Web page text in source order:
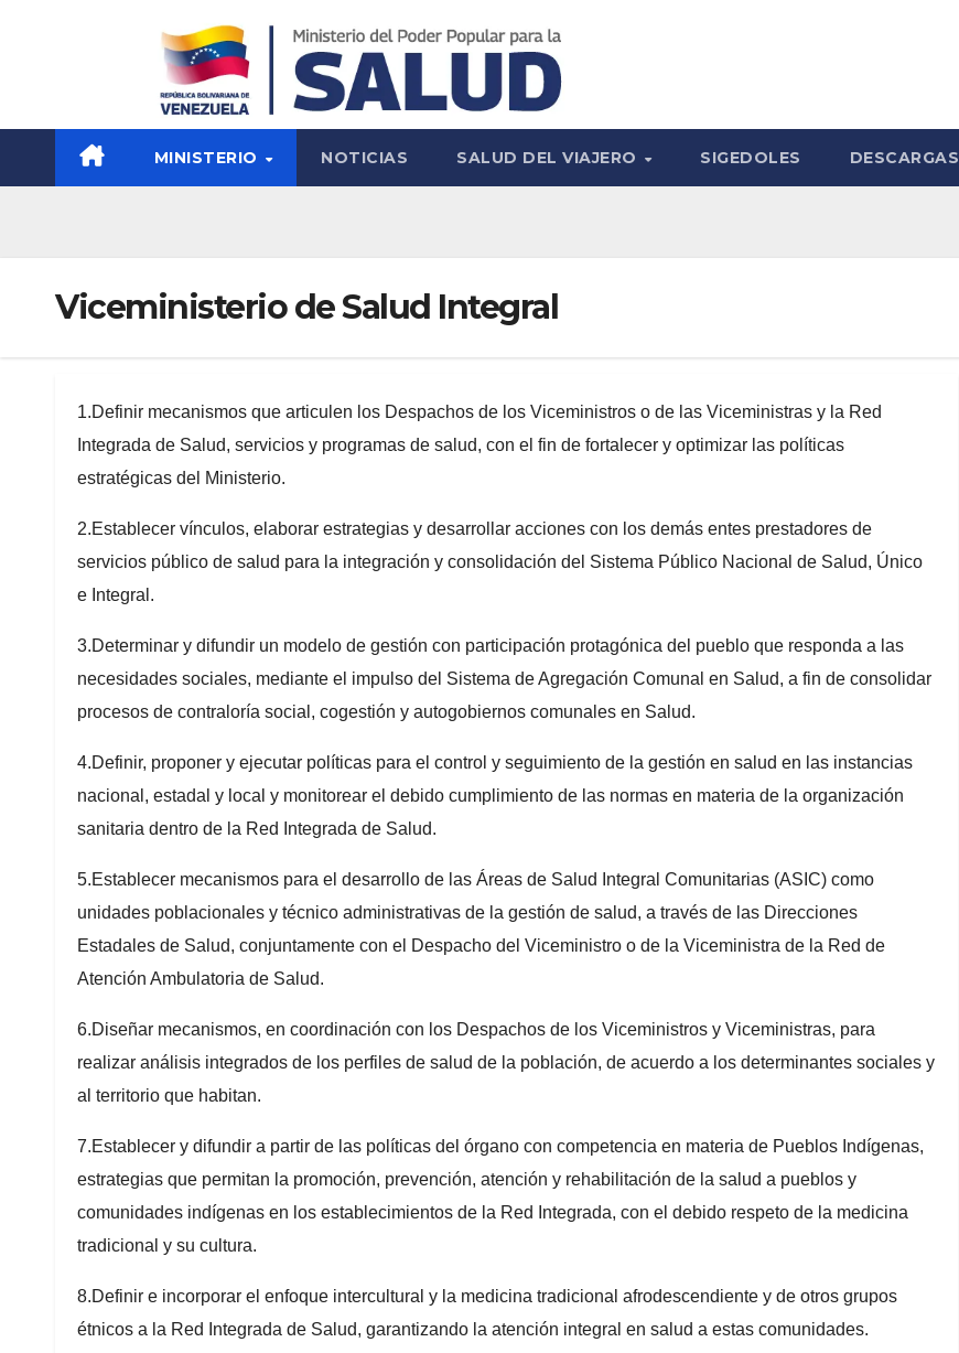
MINISTERIO NOTICIAS SALUD DEL VIAJERO SIGEDOLES DESCARGAS
Viceministerio de Salud Integral
1.Definir mecanismos que articulen los Despachos de los Viceministros o de las Viceministras y la Red
Integrada de Salud, servicios y programas de salud, con el fin de fortalecer y optimizar las políticas
estratégicas del Ministerio.
2.Establecer vínculos, elaborar estrategias y desarrollar acciones con los demás entes prestadores de
servicios público de salud para la integración y consolidación del Sistema Público Nacional de Salud, Único
e Integral.
3.Determinar y difundir un modelo de gestión con participación protagónica del pueblo que responda a las
necesidades sociales, mediante el impulso del Sistema de Agregación Comunal en Salud, a fin de consolidar
procesos de contraloría social, cogestión y autogobiernos comunales en Salud.
4.Definir, proponer y ejecutar políticas para el control y seguimiento de la gestión en salud en las instancias
nacional, estadal y local y monitorear el debido cumplimiento de las normas en materia de la organización
sanitaria dentro de la Red Integrada de Salud.
5.Establecer mecanismos para el desarrollo de las Áreas de Salud Integral Comunitarias (ASIC) como
unidades poblacionales y técnico administrativas de la gestión de salud, a través de las Direcciones
Estadales de Salud, conjuntamente con el Despacho del Viceministro o de la Viceministra de la Red de
Atención Ambulatoria de Salud.
6.Diseñar mecanismos, en coordinación con los Despachos de los Viceministros y Viceministras, para
realizar análisis integrados de los perfiles de salud de la población, de acuerdo a los determinantes sociales y
al territorio que habitan.
7.Establecer y difundir a partir de las políticas del órgano con competencia en materia de Pueblos Indígenas,
estrategias que permitan la promoción, prevención, atención y rehabilitación de la salud a pueblos y
comunidades indígenas en los establecimientos de la Red Integrada, con el debido respeto de la medicina
tradicional y su cultura.
8.Definir e incorporar el enfoque intercultural y la medicina tradicional afrodescendiente y de otros grupos
étnicos a la Red Integrada de Salud, garantizando la atención integral en salud a estas comunidades.